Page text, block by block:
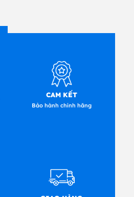
CAM KẾT
Bảo hành chính hãng